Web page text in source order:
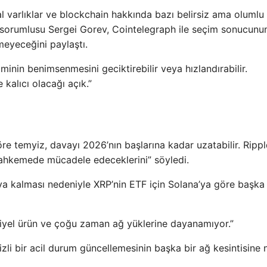
ve blockchain hakkında bazı belirsiz ama olumlu
Sergei Gorev, Cointelegraph ile seçim
paylaştı.
benimsenmesini geciktirebilir veya hızlandırabilir.
olacağı açık.”
temyiz, davayı 2026’nın başlarına kadar uzatabilir.
mücadele edeceklerini” söyledi.
kalması nedeniyle XRP’nin ETF için Solana’ya göre başka
ürün ve çoğu zaman ağ yüklerine dayanamıyor.”
bir acil durum güncellemesinin başka bir ağ kesintisine